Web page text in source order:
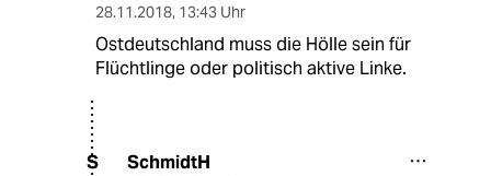
28.11.2018, 13:43 Uhr
Ostdeutschland muss die Hölle sein für
Flüchtlinge oder politisch aktive Linke.
S SchmidtH